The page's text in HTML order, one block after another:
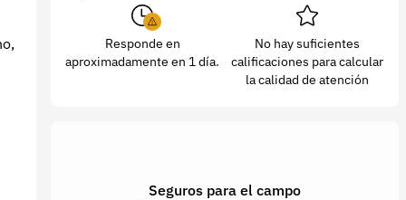
Responde en
aproximadamente en 1 día.
No hay suficientes
calificaciones para calcular
la calidad de atención
Seguros para el campo